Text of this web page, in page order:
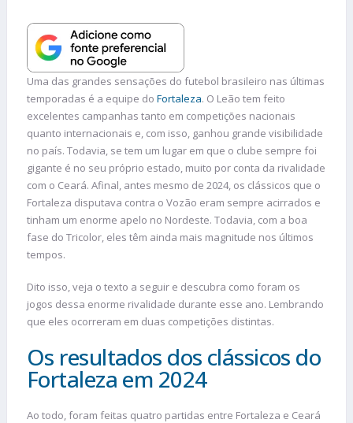
Uma das grandes sensações do futebol brasileiro nas últimas
temporadas é a equipe do Fortaleza. O Leão tem feito
excelentes campanhas tanto em competições nacionais
quanto internacionais e, com isso, ganhou grande visibilidade
no país. Todavia, se tem um lugar em que o clube sempre foi
gigante é no seu próprio estado, muito por conta da rivalidade
com o Ceará. Afinal, antes mesmo de 2024, os clássicos que o
Fortaleza disputava contra o Vozão eram sempre acirrados e
tinham um enorme apelo no Nordeste. Todavia, com a boa
fase do Tricolor, eles têm ainda mais magnitude nos últimos
tempos.
Dito isso, veja o texto a seguir e descubra como foram os
jogos dessa enorme rivalidade durante esse ano. Lembrando
que eles ocorreram em duas competições distintas.
Os resultados dos clássicos do
Fortaleza em 2024
Ao todo, foram feitas quatro partidas entre Fortaleza e Ceará